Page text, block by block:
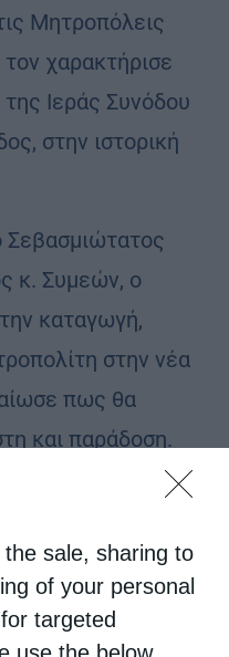
sale, sharing to
of your personal
targeted
use the below
Μητροπόλεις
χαρακτήρισε
Ιεράς Συνόδου
στην ιστορική
κ. Συμεών, ο
καταγωγή,
στην νέα
πως θα
και παράδοση.
Ναός
μία
ήταν μια μέρα